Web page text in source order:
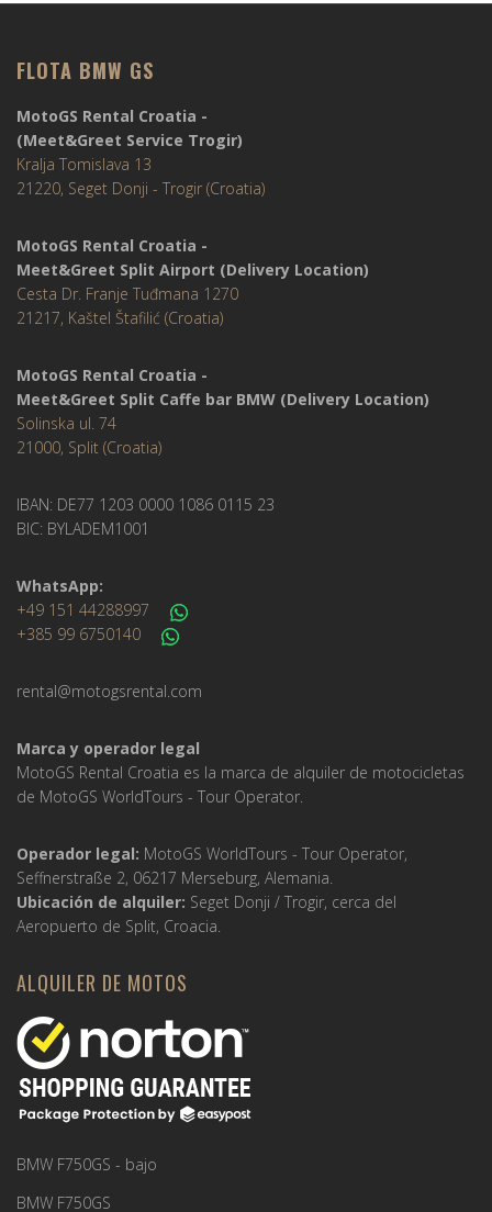
FLOTA BMW GS
MotoGS Rental Croatia -
(Meet&Greet Service Trogir)
Kralja Tomislava 13
21220, Seget Donji - Trogir (Croatia)
MotoGS Rental Croatia -
Meet&Greet Split Airport (Delivery Location)
Cesta Dr. Franje Tuđmana 1270
21217, Kaštel Štafilić (Croatia)
MotoGS Rental Croatia -
Meet&Greet Split Caffe bar BMW (Delivery Location)
Solinska ul. 74
21000, Split (Croatia)
IBAN: DE77 1203 0000 1086 0115 23
BIC: BYLADEM1001
WhatsApp:
+49 151 44288997
+385 99 6750140
rental@motogsrental.com
Marca y operador legal
MotoGS Rental Croatia es la marca de alquiler de motocicletas
de MotoGS WorldTours - Tour Operator.
Operador legal: MotoGS WorldTours - Tour Operator,
Seffnerstraße 2, 06217 Merseburg, Alemania.
Ubicación de alquiler: Seget Donji / Trogir, cerca del
Aeropuerto de Split, Croacia.
ALQUILER DE MOTOS
BMW F750GS - bajo
BMW F750GS